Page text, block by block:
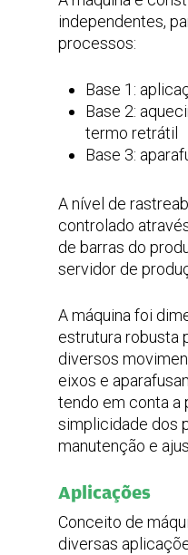
independentes,
processos:
Base 1:
Base 2:
termo retrátil
Base 3:
A nível de
controlado
de barras do
servidor de
A máquina foi
estrutura robusta
diversos
eixos e
tendo em conta a
simplicidade dos
manutenção e
Aplicações
Conceito de
diversas